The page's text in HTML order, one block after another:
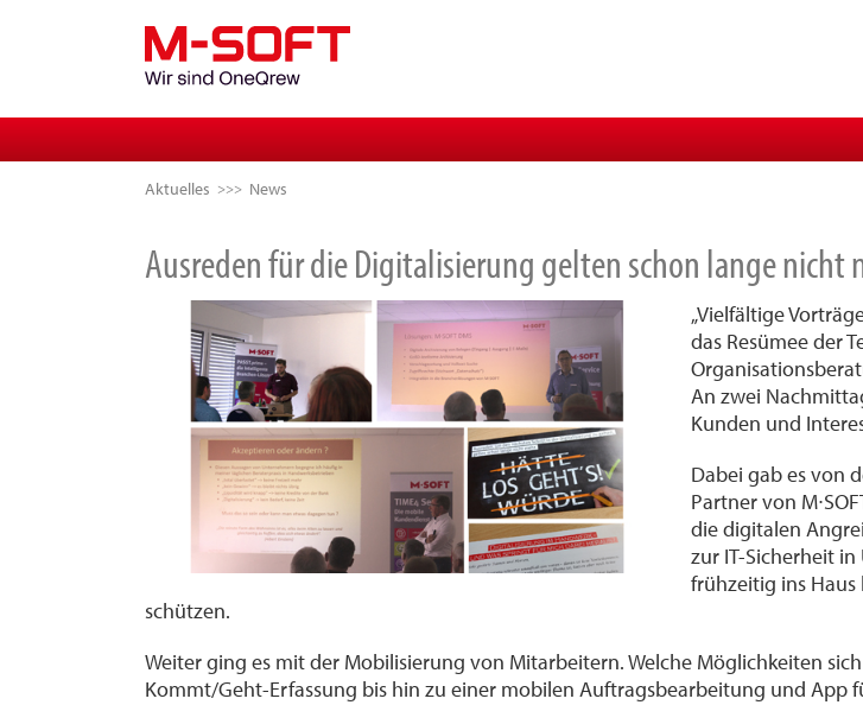
Aktuelles News
Ausreden für die Digitalisierung gelten schon lange nicht
„Vielfältige
das Resümee der
An zwei
Kunden und
Dabei gab es von
Partner von
die digitalen
zur IT-Sicherheit
frühzeitig ins Haus
schützen.
Weiter ging es mit der Mobilisierung von Mitarbeitern. Welche Möglichkeiten
Kommt/Geht-Erfassung bis hin zu einer mobilen Auftragsbearbeitung und App